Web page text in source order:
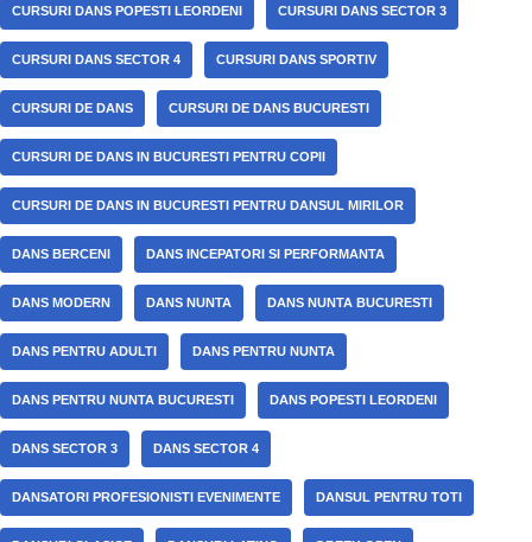
CURSURI DANS POPESTI LEORDENI CURSURI DANS SECTOR 3
CURSURI DANS SECTOR 4 CURSURI DANS SPORTIV
CURSURI DE DANS CURSURI DE DANS BUCURESTI
CURSURI DE DANS IN BUCURESTI PENTRU COPII
CURSURI DE DANS IN BUCURESTI PENTRU DANSUL MIRILOR
DANS BERCENI DANS INCEPATORI SI PERFORMANTA
DANS MODERN DANS NUNTA DANS NUNTA BUCURESTI
DANS PENTRU ADULTI DANS PENTRU NUNTA
DANS PENTRU NUNTA BUCURESTI DANS POPESTI LEORDENI
DANS SECTOR 3 DANS SECTOR 4
DANSATORI PROFESIONISTI EVENIMENTE DANSUL PENTRU TOTI